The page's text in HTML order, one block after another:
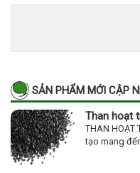
SẢN PHẨM MỚI CẬP
Than hoạt
THAN HOẠT
tạo mang